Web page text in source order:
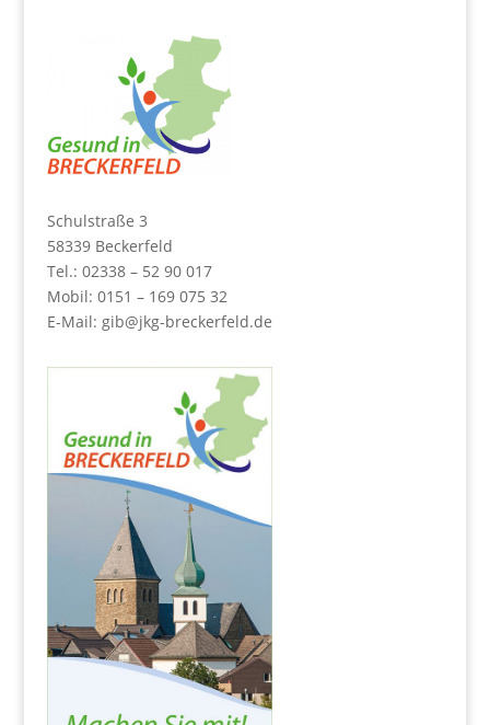
Schulstraße 3
58339 Beckerfeld
Tel.: 02338 – 52 90 017
Mobil: 0151 – 169 075 32
E-Mail: gib@jkg-breckerfeld.de